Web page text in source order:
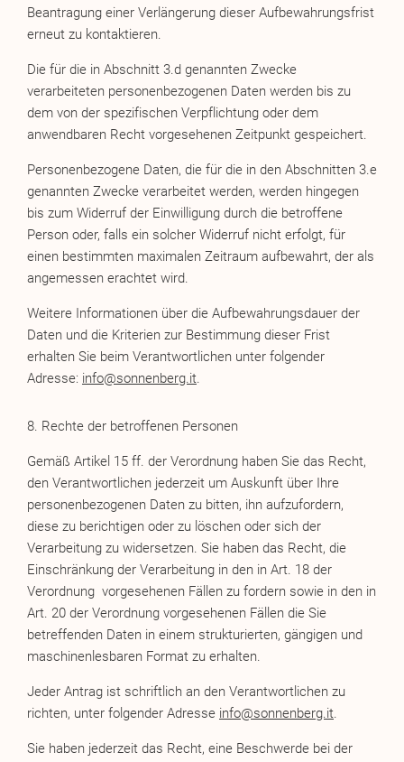
Beantragung einer Verlängerung dieser Aufbewahrungsfrist
erneut zu kontaktieren.
Die für die in Abschnitt 3.d genannten Zwecke
verarbeiteten personenbezogenen Daten werden bis zu
dem von der spezifischen Verpflichtung oder dem
anwendbaren Recht vorgesehenen Zeitpunkt gespeichert.
Personenbezogene Daten, die für die in den Abschnitten 3.e
genannten Zwecke verarbeitet werden, werden hingegen
bis zum Widerruf der Einwilligung durch die betroffene
Person oder, falls ein solcher Widerruf nicht erfolgt, für
einen bestimmten maximalen Zeitraum aufbewahrt, der als
angemessen erachtet wird.
Weitere Informationen über die Aufbewahrungsdauer der
Daten und die Kriterien zur Bestimmung dieser Frist
erhalten Sie beim Verantwortlichen unter folgender
Adresse: info@sonnenberg.it.
8. Rechte der betroffenen Personen
Gemäß Artikel 15 ff. der Verordnung haben Sie das Recht,
den Verantwortlichen jederzeit um Auskunft über Ihre
personenbezogenen Daten zu bitten, ihn aufzufordern,
diese zu berichtigen oder zu löschen oder sich der
Verarbeitung zu widersetzen. Sie haben das Recht, die
Einschränkung der Verarbeitung in den in Art. 18 der
Verordnung vorgesehenen Fällen zu fordern sowie in den in
Art. 20 der Verordnung vorgesehenen Fällen die Sie
betreffenden Daten in einem strukturierten, gängigen und
maschinenlesbaren Format zu erhalten.
Jeder Antrag ist schriftlich an den Verantwortlichen zu
richten, unter folgender Adresse info@sonnenberg.it.
Sie haben jederzeit das Recht, eine Beschwerde bei der